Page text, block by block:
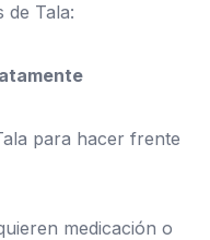
de Tala:
para hacer frente
medicación o